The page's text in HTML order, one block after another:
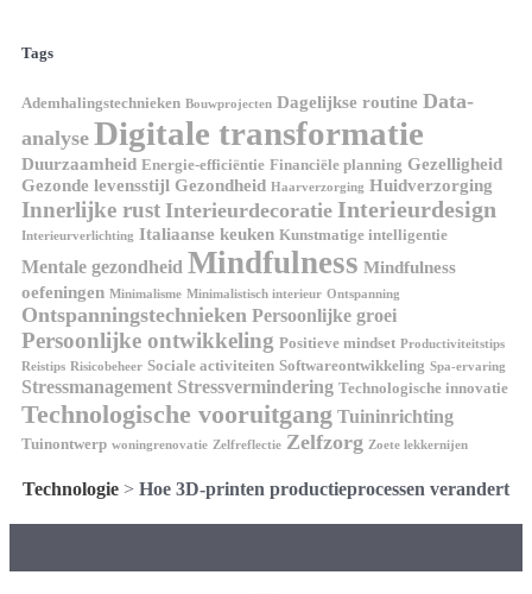
Tags
Ademhalingstechnieken Bouwprojecten Dagelijkse routine Data-
analyse Digitale transformatie
Duurzaamheid Energie-efficiëntie Financiële planning Gezelligheid
Gezonde levensstijl Gezondheid Haarverzorging Huidverzorging
Innerlijke rust Interieurdecoratie Interieurdesign
Interieurverlichting Italiaanse keuken Kunstmatige intelligentie
Mentale gezondheid Mindfulness Mindfulness
oefeningen Minimalisme Minimalistisch interieur Ontspanning
Ontspanningstechnieken Persoonlijke groei
Persoonlijke ontwikkeling Positieve mindset Productiviteitstips
Reistips Risicobeheer Sociale activiteiten Softwareontwikkeling Spa-ervaring
Stressmanagement Stressvermindering Technologische innovatie
Technologische vooruitgang Tuininrichting
Tuinontwerp woningrenovatie Zelfreflectie Zelfzorg Zoete lekkernijen
Technologie > Hoe 3D-printen productieprocessen verandert